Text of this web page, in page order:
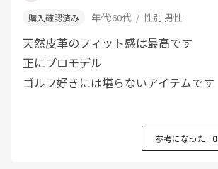
年代:60代 性別:男性
天然皮革のフィット感は最高です
正にプロモデル
ゴルフ好きには堪らないアイテムです
参考になった 0